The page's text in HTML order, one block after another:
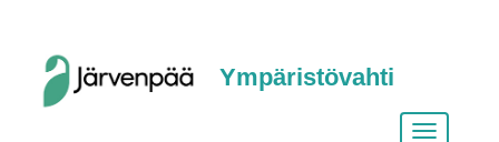
Ympäristövahti
Vaihda